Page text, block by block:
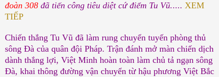
đoàn 308 đã tiến công tiêu diệt cứ điểm Tu Vũ..... XEM
TIẾP
Chiến thắng Tu Vũ đã làm rung chuyển tuyến phòng thủ
sông Đà của quân đội Pháp. Trận đánh mở màn chiến dịch
dành thắng lợi, Việt Minh hoàn toàn làm chủ tả ngạn sông
Đà, khai thông đường vận chuyển từ hậu phương Việt Bắc